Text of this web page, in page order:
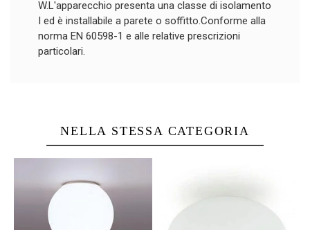
W.L'apparecchio presenta una classe di isolamento
I ed è installabile a parete o soffitto.Conforme alla
norma EN 60598-1 e alle relative prescrizioni
particolari.
NELLA STESSA CATEGORIA